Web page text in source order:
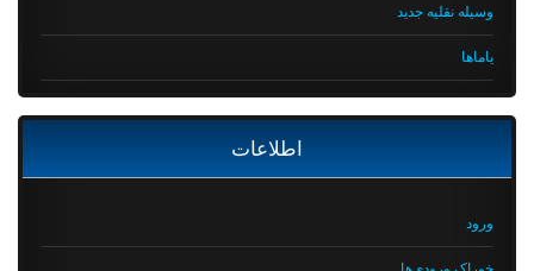
وسیله نقلیه جدید
یاماها
اطلاعات
ورود